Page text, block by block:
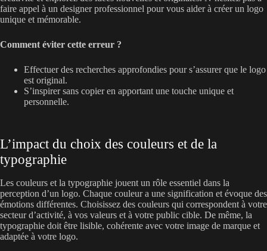
faire appel à un designer professionnel pour vous aider à créer un logo
unique et mémorable.
Comment éviter cette erreur ?
Effectuer des recherches approfondies pour s’assurer que le logo
est original.
S’inspirer sans copier en apportant une touche unique et
personnelle.
L’impact du choix des couleurs et de la
typographie
Les couleurs et la typographie jouent un rôle essentiel dans la
perception d’un logo. Chaque couleur a une signification et évoque des
émotions différentes. Choisissez des couleurs qui correspondent à votre
secteur d’activité, à vos valeurs et à votre public cible. De même, la
typographie doit être lisible, cohérente avec votre image de marque et
adaptée à votre logo.